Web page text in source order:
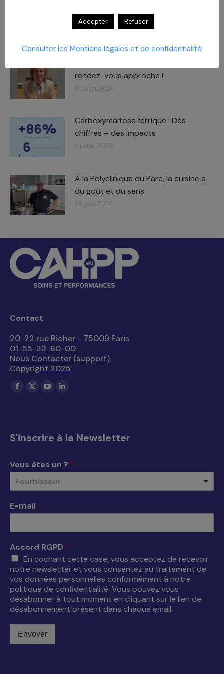
RELATED POSTS
rendez-vous approche !
8 juillet 2026
Carboxymaltose ferrique : Des
chiffres – des impacts​
2 juillet 2026
À la Polyclinique du Parc, la cuisine a
du goût et du sens
26 juin 2026
Contact
20-22 rue Richer - 75009 Paris
01-55-33-60-00
Nous Contacter (support)
Copyright 2025
Trouvez nous sur :
La
dans
nouvelle
fenêtre
La
dans
nouvelle
fenêtre
La
dans
nouvelle
fenêtre
La
dans
nouvelle
S'inscrire à la Newsletter
Vous êtes un ? *
Fournisseur
E-mail *
Accord RGPD *
En cochant cette case, vous acceptez de recevoir
notre newsletter et vous consentez au traitement de
vos données personnelles conformément à notre
politique de confidentialité. Vous pouvez vous
désabonner à tout moment en cliquant sur le lien de
désabonnement présent dans chaque email.
Envoyer
Accepter Refuser
Consulter les Mentions légales et de confidentialité